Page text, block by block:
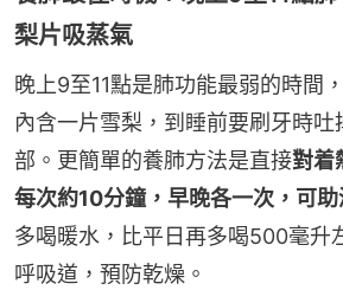
梨片吸蒸氣
晚上9至11點是肺功能最弱的時間
內含一片雪梨，到睡前要刷牙時吐
部。更簡單的養肺方法是直接對着
每次約10分鐘，早晚各一次，可
多喝暖水，比平日再多喝500毫升
呼吸道，預防乾燥。